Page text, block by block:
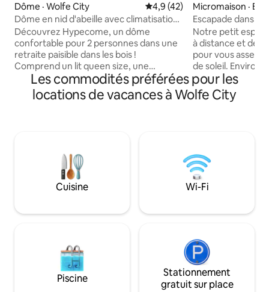
Dôme · Wolfe City Note moyenne de 4,9 sur 5,
4,9 (42)
Dôme en nid d'abeille avec climatisation,
foyer, barbecue, Starlink
Découvrez Hypecome, un dôme
confortable pour 2 personnes dans une
retraite paisible dans les bois !
Comprend un lit queen size, une
climatisation, un mini-réfrigérateur, un
four à micro-ondes, un grille-pain, une
machine à café et une connexion Wi-Fi
lumineuse nostalgique ajoute un charme
ludique ! Le bois de chauffage, le
shampoing, le revitalisant, les serviettes,
l'essence et l'eau en bouteille sont tous
cuisine intérieure, une douche chaude
mauvais temps avant l'arrivée.
Micromaison ·
Escapade dans
Ridge
Notre petit
à distance et de
pour vous
de soleil. Environ
de nombreux
size est un lit
replié pour vous
émeus, des
canards, des
chats. L'espace
réfrigérateur,
mixeur, d'un
Les commodités préférées pour les
locations de vacances à Wolfe City
Cuisine Wi-Fi
Piscine
Stationnement
gratuit sur place